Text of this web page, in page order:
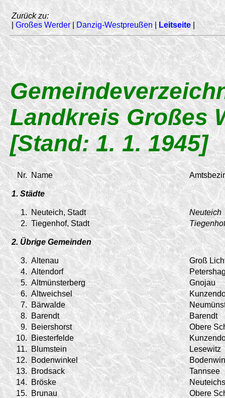
Zurück zu:
| Großes Werder|Danzig-Westpreußen|Leitseite|
Landkreis Großes
[Stand: 1. 1. 1945]
Nr. Name
1. Städte
1. Neuteich, Stadt
Neuteich
2. Tiegenhof, Stadt Tiegenhof
2. Übrige Gemeinden
3. Altenau
Groß
4. Altendorf
5. Altmünsterberg
Gnojau
6. Altweichsel
7. Bärwalde
8.
Barendt
Barendt
9.
Beiershorst
Obere
10. Biesterfelde
11. Blumstein
Lesewitz
12. Bodenwinkel
13. Brodsack
Tannsee
14.
Bröske
15.
Brunau
Obere